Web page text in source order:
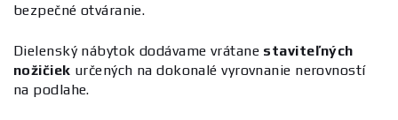
bezpečné otváranie.
Dielenský nábytok dodávame vrátane staviteľných
nožičiek určených na dokonalé vyrovnanie nerovností
na podlahe.